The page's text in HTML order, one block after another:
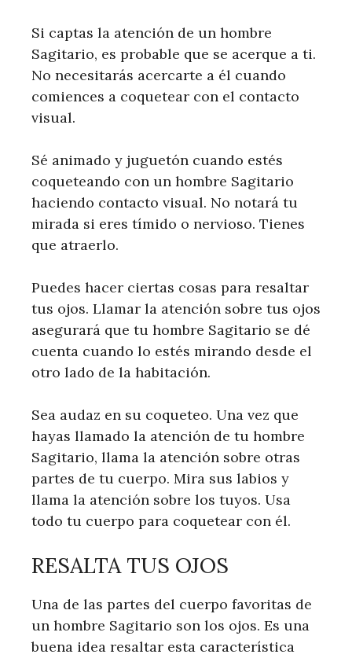
Si captas la atención de un hombre
Sagitario, es probable que se acerque a ti.
No necesitarás acercarte a él cuando
comiences a coquetear con el contacto
visual.
Sé animado y juguetón cuando estés
coqueteando con un hombre Sagitario
haciendo contacto visual. No notará tu
mirada si eres tímido o nervioso. Tienes
que atraerlo.
Puedes hacer ciertas cosas para resaltar
tus ojos. Llamar la atención sobre tus ojos
asegurará que tu hombre Sagitario se dé
cuenta cuando lo estés mirando desde el
otro lado de la habitación.
Sea audaz en su coqueteo. Una vez que
hayas llamado la atención de tu hombre
Sagitario, llama la atención sobre otras
partes de tu cuerpo. Mira sus labios y
llama la atención sobre los tuyos. Usa
todo tu cuerpo para coquetear con él.
RESALTA TUS OJOS
Una de las partes del cuerpo favoritas de
un hombre Sagitario son los ojos. Es una
buena idea resaltar esta característica